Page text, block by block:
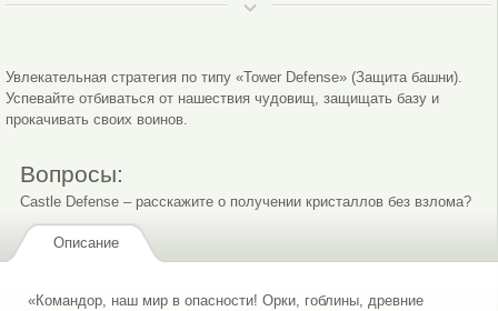
Пауза
Увлекательная стратегия по типу «Tower Defense» (Защита башни).
Успевайте отбиваться от нашествия чудовищ, защищать базу и
прокачивать своих воинов.
Вопросы:
Castle Defense – расскажите о получении кристаллов без взлома?
Описание
«Командор, наш мир в опасности! Орки, гоблины, древние